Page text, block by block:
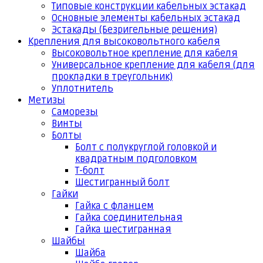
Типовые конструкции кабельных эстакад
Основные элементы кабельных эстакад
Эстакады (Безригельные решения)
Крепления для высоковольтного кабеля
Высоковольтное крепление для кабеля
Универсальное крепление для кабеля (для
прокладки в треугольник)
Уплотнитель
Метизы
Саморезы
Винты
Болты
Болт с полукруглой головкой и
квадратным подголовком
Т-болт
Шестигранный болт
Гайки
Гайка с фланцем
Гайка соединительная
Гайка шестигранная
Шайбы
Шайба